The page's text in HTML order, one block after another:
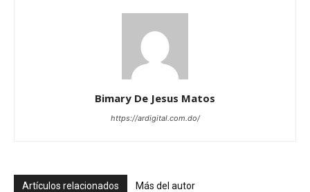
Bimary De Jesus Matos
https://ardigital.com.do/
Artículos relacionados Más del autor